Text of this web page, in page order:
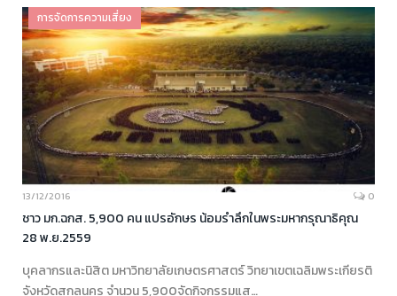
การจัดการความเสี่ยง
13/12/2016 0
ชาว มก.ฉกส. 5,900 คน แปรอักษร น้อมรำลึกในพระมหากรุณาธิคุณ
28 พ.ย.2559
บุคลากรและนิสิต มหาวิทยาลัยเกษตรศาสตร์ วิทยาเขตเฉลิมพระเกียรติ
จังหวัดสกลนคร จำนวน 5,900จัดกิจกรรมแส…